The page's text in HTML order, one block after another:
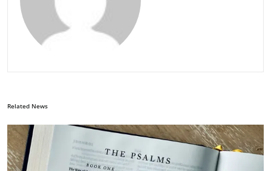
Related News